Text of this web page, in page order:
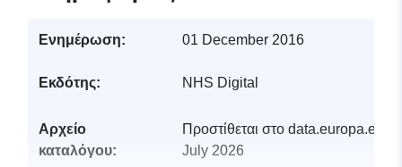
Ενημέρωση: 01 December 2016
Εκδότης: NHS Digital
Αρχείο
καταλόγου:
Προστίθεται στο data.europa.eu:
July 2026